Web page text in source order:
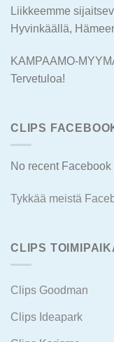
Liikkeemme
Hyvinkäällä,
KAMPAAMO-
Tervetuloa!
CLIPS
No recent
Tykkää meistä
CLIPS
Clips Goodman
Clips Ideapark